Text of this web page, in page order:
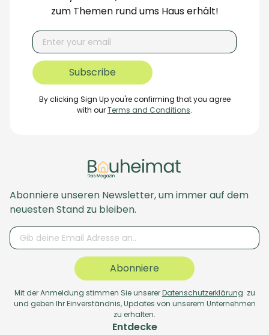
zum Themen rund ums Haus erhält!
By clicking Sign Up you're confirming that you agree
with ourTerms and Conditions.
Abonniere unseren Newsletter, um immer auf dem
neuesten Stand zu bleiben.
Abonniere
Mit der Anmeldung stimmen Sie unsererDatenschutzerklärung zu
und geben Ihr Einverständnis, Updates von unserem Unternehmen
zu erhalten.
Entdecke